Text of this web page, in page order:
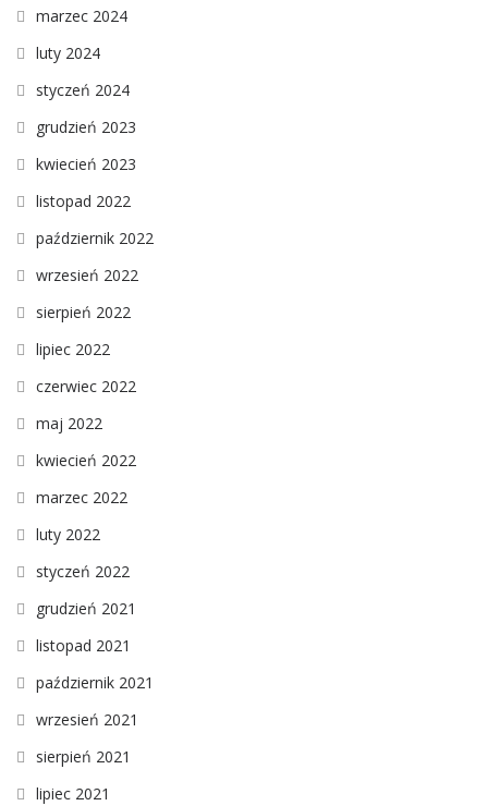
marzec 2024
luty 2024
styczeń 2024
grudzień 2023
kwiecień 2023
listopad 2022
październik 2022
wrzesień 2022
sierpień 2022
lipiec 2022
czerwiec 2022
maj 2022
kwiecień 2022
marzec 2022
luty 2022
styczeń 2022
grudzień 2021
listopad 2021
październik 2021
wrzesień 2021
sierpień 2021
lipiec 2021